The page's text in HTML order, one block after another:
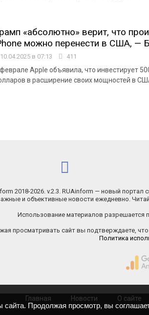
«абсолютно» верит, что
можно перенести в США, —
10.04.2025 в 07:13 411
Apple объявила, что инвестирует
в расширение своих мощностей в
2018-2026. v.2.3. RUAinform — новый портал
и объективные новости ежедневно.
Использование материалов разрешается
просматривать сайт вы подтверждаете,
Политика
Главная Новости О сайте
Продолжая просмотр, вы